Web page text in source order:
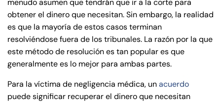
menudo asumen que tendrán que ir a la corte para
obtener el dinero que necesitan. Sin embargo, la realidad
es que la mayoría de estos casos terminan
resolviéndose fuera de los tribunales. La razón por la que
este método de resolución es tan popular es que
generalmente es lo mejor para ambas partes.
Para la víctima de negligencia médica, unacuerdo
puede significar recuperar el dinero que necesitan